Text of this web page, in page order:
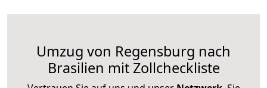
Umzug von Regensburg nach
Brasilien mit Zollcheckliste